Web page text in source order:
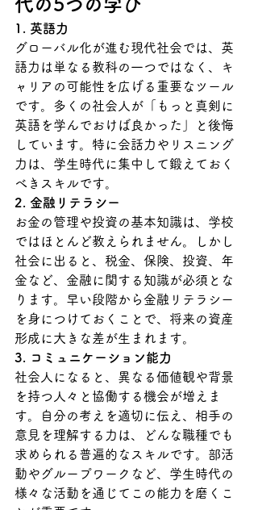
1. 英語力
グローバル化が進む現代社会では、英
語力は単なる教科の一つではなく、キ
ャリアの可能性を広げる重要なツール
です。多くの社会人が「もっと真剣に
英語を学んでおけば良かった」と後悔
しています。特に会話力やリスニング
力は、学生時代に集中して鍛えておく
べきスキルです。
2. 金融リテラシー
お金の管理や投資の基本知識は、学校
ではほとんど教えられません。しかし
社会に出ると、税金、保険、投資、年
金など、金融に関する知識が必須とな
ります。早い段階から金融リテラシー
を身につけておくことで、将来の資産
形成に大きな差が生まれます。
3. コミュニケーション能力
社会人になると、異なる価値観や背景
を持つ人々と協働する機会が増えま
す。自分の考えを適切に伝え、相手の
意見を理解する力は、どんな職種でも
求められる普遍的なスキルです。部活
動やグループワークなど、学生時代の
様々な活動を通じてこの能力を磨くこ